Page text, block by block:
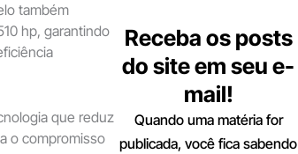
também
hp, garantindo
que reduz
o compromisso
Receba os posts
do site em seu e-
mail!
Quando uma matéria for
publicada, você fica sabendo